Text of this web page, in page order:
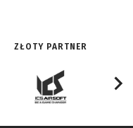
ZŁOTY PARTNER